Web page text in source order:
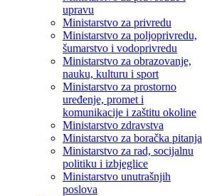
upravu
Ministarstvo za privredu
Ministarstvo za poljoprivredu,
šumarstvo i vodoprivredu
Ministarstvo za obrazovanje,
nauku, kulturu i sport
Ministarstvo za prostorno
uređenje, promet i
komunikacije i zaštitu okoline
Ministarstvo zdravstva
Ministarstvo za boračka pitanja
Ministarstvo za rad, socijalnu
politiku i izbjeglice
Ministarstvo unutrašnjih
poslova